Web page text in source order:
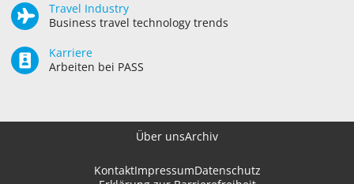
Travel Industry
Business travel technology trends
Karriere
Arbeiten bei PASS
Über unsArchiv
KontaktImpressumDatenschutz